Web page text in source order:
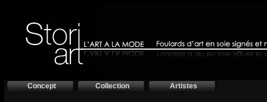
Concept Collection Artistes